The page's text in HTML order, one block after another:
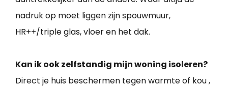
nadruk op moet liggen zijn spouwmuur,
HR++/triple glas, vloer en het dak.
Kan ik ook zelfstandig mijn woning isoleren?
Direct je huis beschermen tegen warmte of kou ,